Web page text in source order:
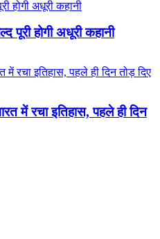
होगी अधूरी कहानी
में रचा इतिहास, पहले ही दिन